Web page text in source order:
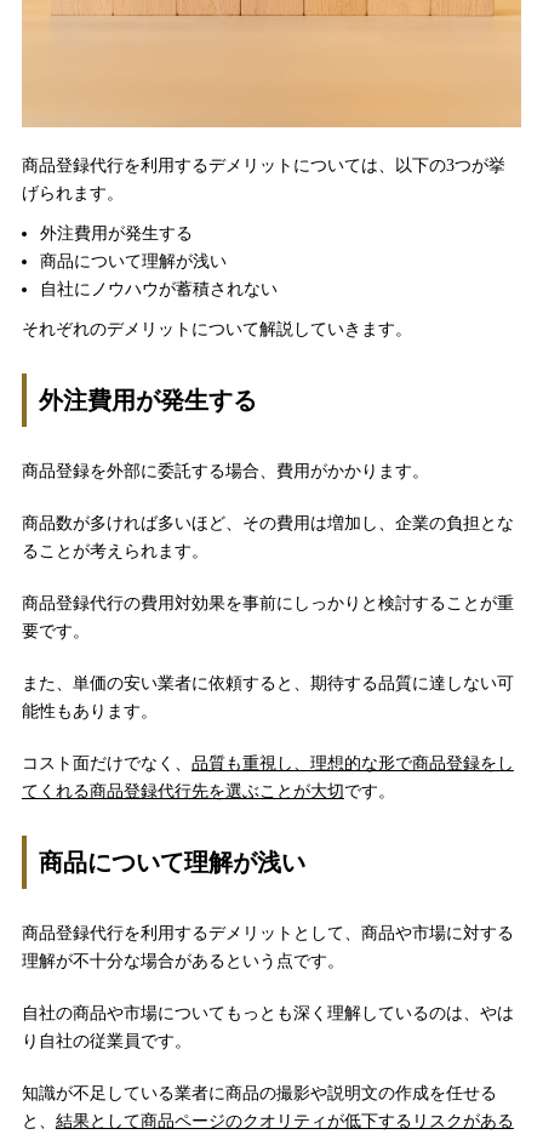
商品登録代行を利用するデメリットについては、以下の3つが挙
げられます。
外注費用が発生する
商品について理解が浅い
自社にノウハウが蓄積されない
それぞれのデメリットについて解説していきます。
外注費用が発生する
商品登録を外部に委託する場合、費用がかかります。
商品数が多ければ多いほど、その費用は増加し、企業の負担とな
ることが考えられます。
商品登録代行の費用対効果を事前にしっかりと検討することが重
要です。
また、単価の安い業者に依頼すると、期待する品質に達しない可
能性もあります。
コスト面だけでなく、 品質も重視し、理想的な形で商品登録をし
てくれる商品登録代行先を選ぶことが大切 です。
商品について理解が浅い
商品登録代行を利用するデメリットとして、商品や市場に対する
理解が不十分な場合があるという点です。
自社の商品や市場についてもっとも深く理解しているのは、やは
り自社の従業員です。
知識が不足している業者に商品の撮影や説明文の作成を任せる
と、 結果として商品ページのクオリティが低下するリスクがある